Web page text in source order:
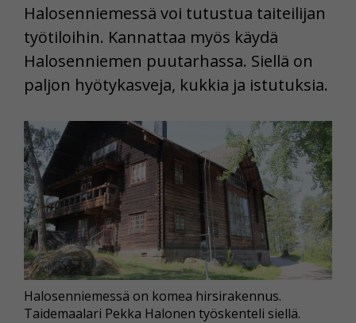
Halosenniemessä voi tutustua taiteilijan
työtiloihin. Kannattaa myös käydä
Halosenniemen puutarhassa. Siellä on
paljon hyötykasveja, kukkia ja istutuksia.
Halosenniemessä on komea hirsirakennus.
Taidemaalari Pekka Halonen työskenteli siellä.